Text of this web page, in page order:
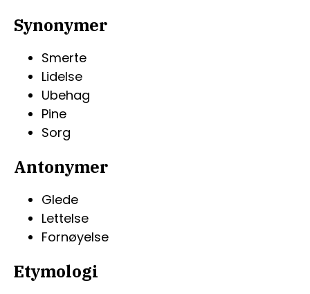
Synonymer
Smerte
Lidelse
Ubehag
Pine
Sorg
Antonymer
Glede
Lettelse
Fornøyelse
Etymologi